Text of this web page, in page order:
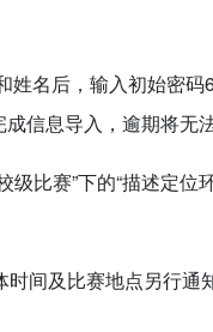
姓名后，输入初始密
信息导入，逾期将无
比赛”下的“描述定位
间及比赛地点另行通